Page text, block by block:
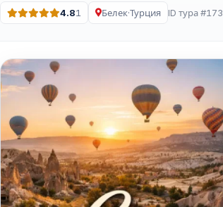
Оценка: 4.8 из 5 · 1 Отзывы
4.81 Белек·Турция ID тура #173